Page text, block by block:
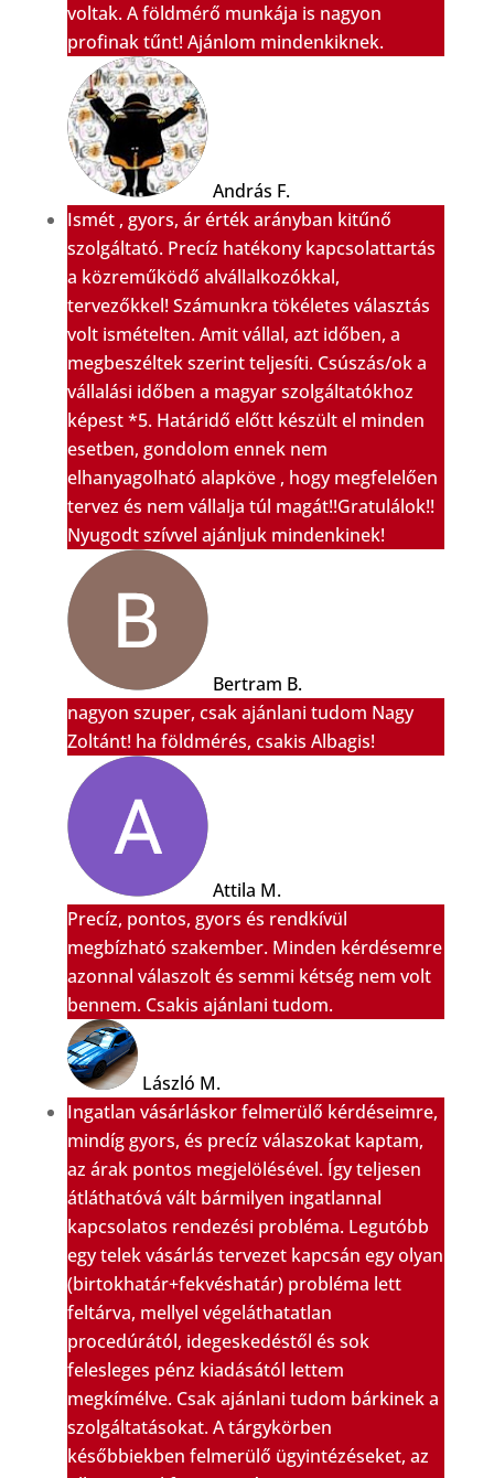
voltak. A földmérő munkája is nagyon
profinak tűnt! Ajánlom mindenkiknek.
András F.
Ismét , gyors, ár érték arányban kitűnő
szolgáltató. Precíz hatékony kapcsolattartás
a közreműködő alvállalkozókkal,
tervezőkkel! Számunkra tökéletes választás
volt ismételten. Amit vállal, azt időben, a
megbeszéltek szerint teljesíti. Csúszás/ok a
vállalási időben a magyar szolgáltatókhoz
képest *5. Határidő előtt készült el minden
esetben, gondolom ennek nem
elhanyagolható alapköve , hogy megfelelően
tervez és nem vállalja túl magát!!Gratulálok!!
Nyugodt szívvel ajánljuk mindenkinek!
Bertram B.
nagyon szuper, csak ajánlani tudom Nagy
Zoltánt! ha földmérés, csakis Albagis!
Attila M.
Precíz, pontos, gyors és rendkívül
megbízható szakember. Minden kérdésemre
azonnal válaszolt és semmi kétség nem volt
bennem. Csakis ajánlani tudom.
László M.
Ingatlan vásárláskor felmerülő kérdéseimre,
mindíg gyors, és precíz válaszokat kaptam,
az árak pontos megjelölésével. Így teljesen
átláthatóvá vált bármilyen ingatlannal
kapcsolatos rendezési probléma. Legutóbb
egy telek vásárlás tervezet kapcsán egy olyan
(birtokhatár+fekvéshatár) probléma lett
feltárva, mellyel végeláthatatlan
procedúrától, idegeskedéstől és sok
felesleges pénz kiadásától lettem
megkímélve. Csak ajánlani tudom bárkinek a
szolgáltatásokat. A tárgykörben
későbbiekben felmerülő ügyintézéseket, az